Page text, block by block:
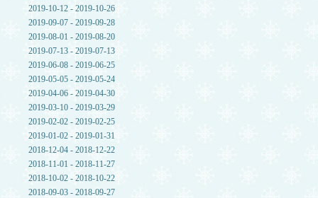
2019-10-12 - 2019-10-26
2019-09-07 - 2019-09-28
2019-08-01 - 2019-08-20
2019-07-13 - 2019-07-13
2019-06-08 - 2019-06-25
2019-05-05 - 2019-05-24
2019-04-06 - 2019-04-30
2019-03-10 - 2019-03-29
2019-02-02 - 2019-02-25
2019-01-02 - 2019-01-31
2018-12-04 - 2018-12-22
2018-11-01 - 2018-11-27
2018-10-02 - 2018-10-22
2018-09-03 - 2018-09-27